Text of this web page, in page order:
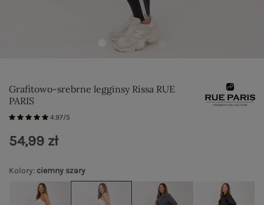
Grafitowo-srebrne legginsy Rissa RUE
PARIS
4.97/5
Kolory: ciemny szary
54,99 zł